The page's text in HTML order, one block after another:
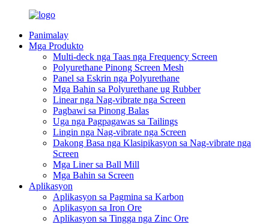
Panimalay
Mga Produkto
Multi-deck nga Taas nga Frequency Screen
Polyurethane Pinong Screen Mesh
Panel sa Eskrin nga Polyurethane
Mga Bahin sa Polyurethane ug Rubber
Linear nga Nag-vibrate nga Screen
Pagbawi sa Pinong Balas
Uga nga Pagpagawas sa Tailings
Lingin nga Nag-vibrate nga Screen
Dakong Basa nga Klasipikasyon sa Nag-vibrate nga
Screen
Mga Liner sa Ball Mill
Mga Bahin sa Screen
Aplikasyon
Aplikasyon sa Pagmina sa Karbon
Aplikasyon sa Iron Ore
Aplikasyon sa Tingga nga Zinc Ore